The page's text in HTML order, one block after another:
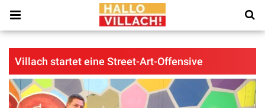
Villach startet eine Street-Art-Offensive